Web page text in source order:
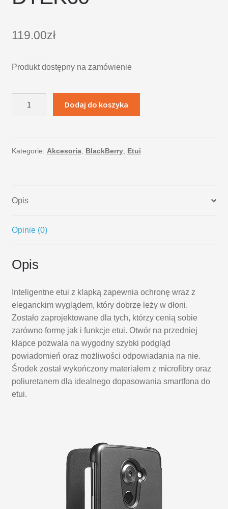
119.00zł
Produkt dostępny na zamówienie
Dodaj do koszyka
Kategorie: Akcesoria, BlackBerry, Etui
Opis
Opinie (0)
Opis
Inteligentne etui z klapką zapewnia ochronę wraz z
eleganckim wyglądem, który dobrze leży w dłoni.
Zostało zaprojektowane dla tych, którzy cenią sobie
zarówno formę jak i funkcje etui. Otwór na przedniej
klapce pozwala na wygodny szybki podgląd
powiadomień oraz możliwości odpowiadania na nie.
Środek został wykończony materiałem z microfibry oraz
poliuretanem dla idealnego dopasowania smartfona do
etui.